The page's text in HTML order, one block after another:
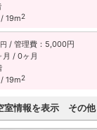
19m2
円 / 管理費：5,000円
/ 0ヶ月
19m2
室情報を表示 その他